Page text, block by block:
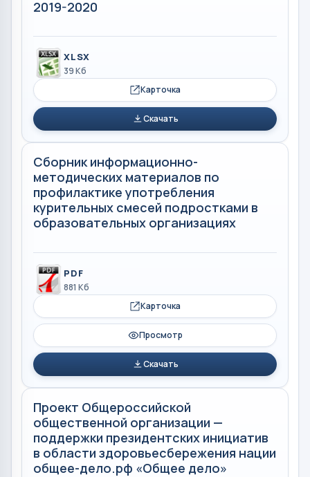
2019-2020
XLSX
39 Кб
Карточка
Скачать
Сборник информационно-
методических материалов по
профилактике употребления
курительных смесей подростками в
образовательных организациях
PDF
881 Кб
Карточка
Просмотр
Скачать
Проект Общероссийской
общественной организации —
поддержки президентских инициатив
в области здоровьесбережения нации
общее-дело.рф «Общее дело»